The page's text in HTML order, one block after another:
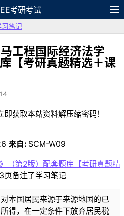
考研考试
APP
习笔记
工程国际经济法学
【考研真题精选＋课
即获取本站资料解压缩密码！
来自: SCM-W09
（第2版）配套题库【考研真题精
页备注了学习笔记
本国居民来源于来源地国的已
得，在一定条件下放弃居民税